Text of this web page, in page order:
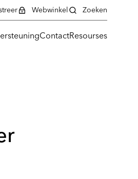
ContactResourses
Webwinkel Zoeken